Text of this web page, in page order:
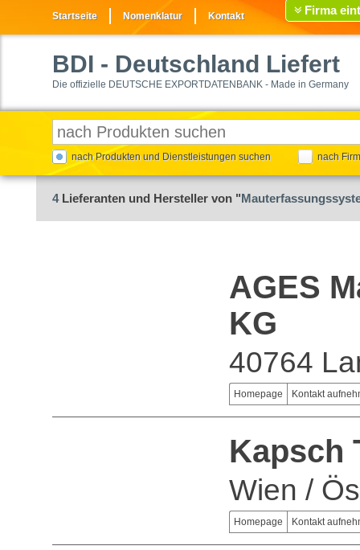
Startseite Nomenklatur Kontakt Firma
BDI - Deutschland Liefert
Die offizielle DEUTSCHE EXPORTDATENBANK - Made in Germany
nach Produkten und Dienstleistungen suchen nach
4Lieferanten und Hersteller von "
AGES
KG
40764
Homepage Kontakt
Kapsch
Wien /
Homepage Kontakt